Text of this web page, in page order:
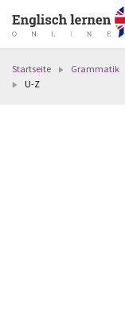
Startseite Grammatik
U-Z